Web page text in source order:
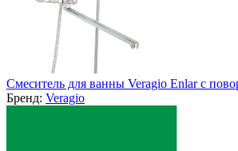
Смеситель для ванны Veragio Enlar с
Бренд: Veragio